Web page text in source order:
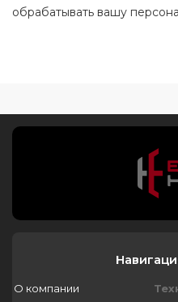
обрабатывать вашу
О компании